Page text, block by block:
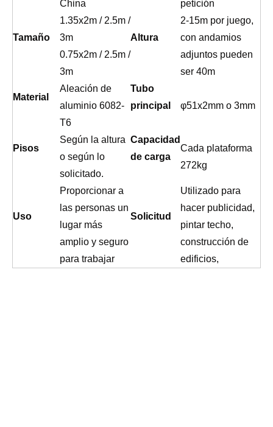
China
petición
Tamaño
1.35x2m / 2.5m /
3m
0.75x2m / 2.5m /
3m
Altura
2-15m por juego,
con andamios
adjuntos pueden
ser 40m
Material
Aleación de
aluminio 6082-
T6
Tubo
principal
φ51x2mm o 3mm
Pisos
Según la altura
o según lo
solicitado.
Capacidad
de carga
Cada plataforma
272kg
Uso
Proporcionar a
las personas un
lugar más
amplio y seguro
para trabajar
Solicitud
Utilizado para
hacer publicidad,
pintar techo,
construcción de
edificios,